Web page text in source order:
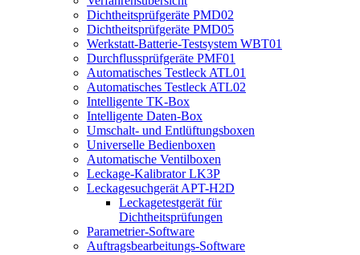
Dichtheitsprüfgeräte PMD02
Dichtheitsprüfgeräte PMD05
Werkstatt-Batterie-Testsystem WBT01
Durchflussprüfgeräte PMF01
Automatisches Testleck ATL01
Automatisches Testleck ATL02
Intelligente TK-Box
Intelligente Daten-Box
Umschalt- und Entlüftungsboxen
Universelle Bedienboxen
Automatische Ventilboxen
Leckage-Kalibrator LK3P
Leckagesuchgerät APT-H2D
Leckagetestgerät für
Dichtheitsprüfungen
Parametrier-Software
Auftragsbearbeitungs-Software